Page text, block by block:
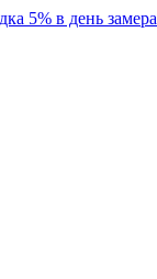
5% в день замера